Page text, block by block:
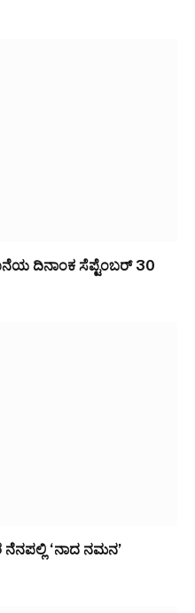
ದಿನಾಂಕ ಸೆಪ್ಟೆಂಬರ್ 30
‘ನಾದ ನಮನ’